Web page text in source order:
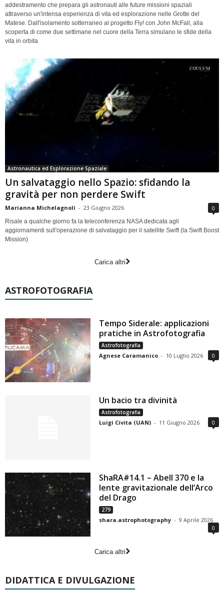
addestramento che prepara gli astronauti alle future missioni spaziali
attraverso un'intensa esperienza di vita ed esplorazione nelle Grotte del
Matese. Dall'isolamento sotterraneo al progetto Fly! con John McFall, alla
scoperta di come due settimane nel cuore della Terra simulano le sfide della
vita in orbita
Astronautica ed Esplorazione Spaziale
Un salvataggio nello Spazio: sfidando la
gravità per non perdere Swift
Marianna Michelagnoli - 23 Giugno 2026 0
Risale a qualche giorno fa la teleconferenza NASA dedicata agli
aggiornamenti sull'operazione di salvataggio per il satellite Swift (la Swift Boost
Mission)
Carica altri
ASTROFOTOGRAFIA
Tempo Siderale: applicazioni
pratiche in Astrofotografia
Astrofotografia
Agnese Caramanico - 10 Luglio 2026 0
Un bacio tra divinità
Astrofotografia
Luigi Civita (UAN) - 11 Giugno 2026 0
ShaRA#14.1 – Abell 370 e la
lente gravitazionale dell’Arco
del Drago
279
shara.astrophotography - 9 Aprile 2026
0
Carica altri
DIDATTICA E DIVULGAZIONE